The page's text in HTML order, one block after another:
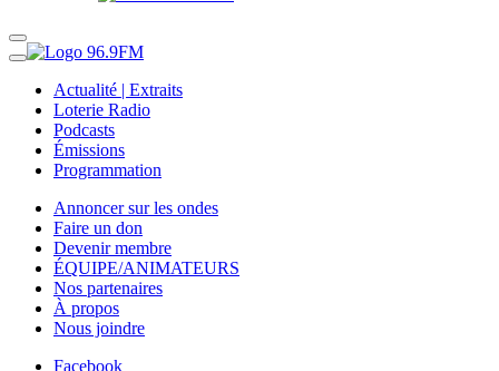
Actualité | Extraits
Loterie Radio
Podcasts
Émissions
Programmation
Annoncer sur les ondes
Faire un don
Devenir membre
ÉQUIPE/ANIMATEURS
Nos partenaires
À propos
Nous joindre
Facebook